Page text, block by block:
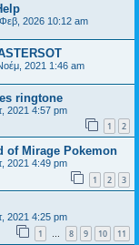
2026 10:12 am
2021 1:46 am
ringtone
2021 4:57 pm
1 2
of Mirage Pokemon
2021 4:49 pm
1 2 3
2021 4:25 pm
1 … 8 9 10 11